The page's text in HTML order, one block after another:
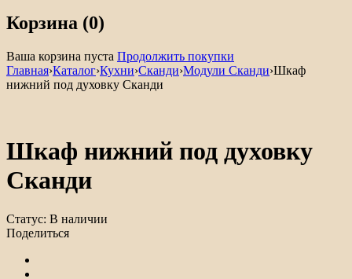
Корзина (0)
Ваша корзина пуста Продолжить покупки
Главная›Каталог›Кухни›Сканди›Модули Сканди›Шкаф
нижний под духовку Сканди
Шкаф нижний под духовку
Сканди
Статус: В наличии
Поделиться